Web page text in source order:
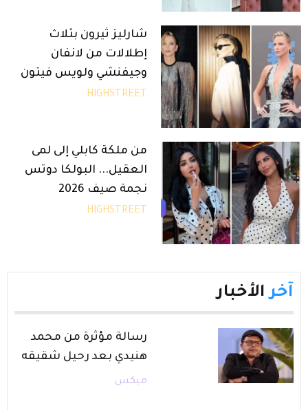
شارليز ثيرون بثلاث
إطلالات من لانفان
وجيفنشي ولويس فيتون
HIGHSTREET
من ملكة كابلي إلى لمى
العقيل... البولكا دوتس
نجمة صيف 2026
HIGHSTREET
آخر الأخبار
رسالة مؤثرة من محمد
هنيدي بعد رحيل شقيقه
ميكس